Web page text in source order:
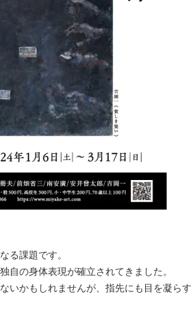
る課題です。
自の身体表現が確立されてきました。
かもしれませんが、指先にも目を凝ら